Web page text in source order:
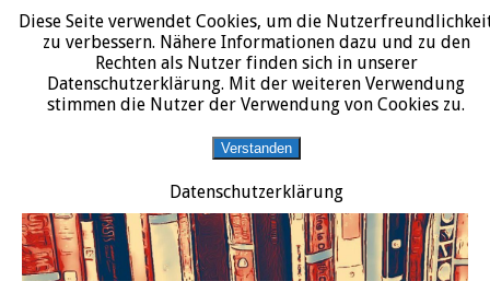
START DATENSCHUTZERKLÄRUNG IMPRESSUM ÜBER JURALIT
JURALIT
Rezensionen juristischer Literatur
Diese Seite verwendet Cookies, um die
zu verbessern. Nähere Informationen dazu und zu den
Rechten als Nutzer finden sich in unserer
Datenschutzerklärung. Mit der weiteren Verwendung
stimmen die Nutzer der Verwendung von Cookies zu.
Verstanden
Datenschutzerklärung